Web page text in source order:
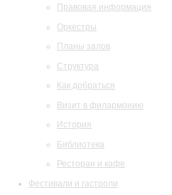
Правовая информация
Оркестры
Планы залов
Структура
Как добраться
Визит в филармонию
История
Библиотека
Ресторан и кафе
Фестивали и гастроли